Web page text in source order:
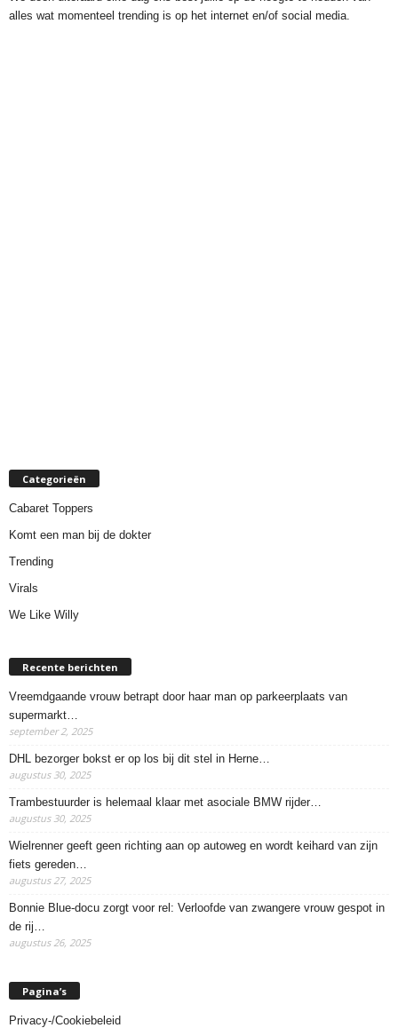
alles wat momenteel trending is op het internet en/of social media.
Categorieën
Cabaret Toppers
Komt een man bij de dokter
Trending
Virals
We Like Willy
Recente berichten
Vreemdgaande vrouw betrapt door haar man op parkeerplaats van
supermarkt…
september 2, 2025
DHL bezorger bokst er op los bij dit stel in Herne…
augustus 30, 2025
Trambestuurder is helemaal klaar met asociale BMW rijder…
augustus 30, 2025
Wielrenner geeft geen richting aan op autoweg en wordt keihard van zijn
fiets gereden…
augustus 27, 2025
Bonnie Blue-docu zorgt voor rel: Verloofde van zwangere vrouw gespot in
de rij…
augustus 26, 2025
Pagina’s
Privacy-/Cookiebeleid